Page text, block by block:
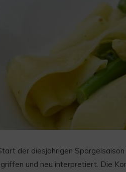
der diesjährigen
und neu interpretiert. Die